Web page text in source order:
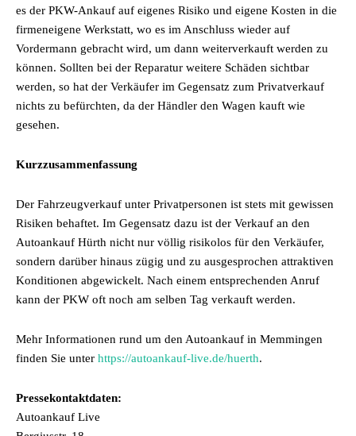
es der PKW-Ankauf auf eigenes Risiko und eigene Kosten in die
firmeneigene Werkstatt, wo es im Anschluss wieder auf
Vordermann gebracht wird, um dann weiterverkauft werden zu
können. Sollten bei der Reparatur weitere Schäden sichtbar
werden, so hat der Verkäufer im Gegensatz zum Privatverkauf
nichts zu befürchten, da der Händler den Wagen kauft wie
gesehen.
Kurzzusammenfassung
Der Fahrzeugverkauf unter Privatpersonen ist stets mit gewissen
Risiken behaftet. Im Gegensatz dazu ist der Verkauf an den
Autoankauf Hürth nicht nur völlig risikolos für den Verkäufer,
sondern darüber hinaus zügig und zu ausgesprochen attraktiven
Konditionen abgewickelt. Nach einem entsprechenden Anruf
kann der PKW oft noch am selben Tag verkauft werden.
Mehr Informationen rund um den Autoankauf in Memmingen
finden Sie unter https://autoankauf-live.de/huerth.
Pressekontaktdaten:
Autoankauf Live